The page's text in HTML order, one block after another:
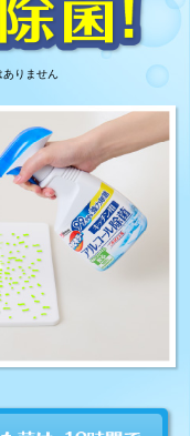
りません